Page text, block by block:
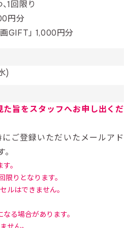
1回限り
円分
GIFT」 1,000円分
)
た旨をスタッフへお申し出くだ
にご登録いただいたメールアド
。
限りとなります。
ルはできません。
る場合があります。